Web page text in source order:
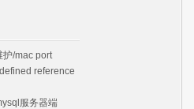
护/mac port
reference
服务器端